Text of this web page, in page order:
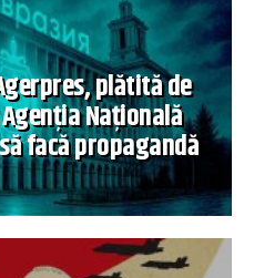
plătită de
Națională
facă propagandă